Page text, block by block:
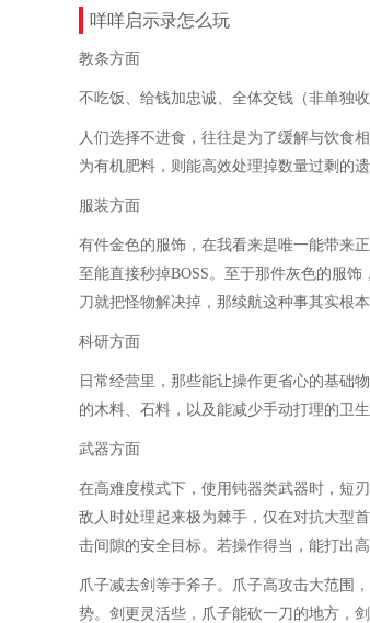
咩咩启示录怎么玩
教条方面
不吃饭、给钱加忠诚、全体交钱（非单独
人们选择不进食，往往是为了缓解与饮食
为有机肥料，则能高效处理掉数量过剩的遗
服装方面
有件金色的服饰，在我看来是唯一能带来
至能直接秒掉BOSS。至于那件灰色的服
刀就把怪物解决掉，那续航这种事其实根本
科研方面
日常经营里，那些能让操作更省心的基础
的木料、石料，以及能减少手动打理的卫
武器方面
在高难度模式下，使用钝器类武器时，短
敌人时处理起来极为棘手，仅在对抗大型
击间隙的安全目标。若操作得当，能打出
爪子减去剑等于斧子。爪子高攻击大范围
势。剑更灵活些，爪子能砍一刀的地方，